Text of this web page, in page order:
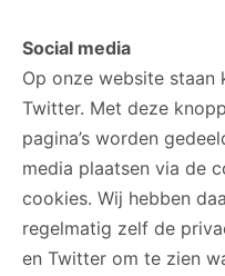
Social media
Op onze website staan
Twitter. Met deze
pagina’s worden
media plaatsen via de
cookies. Wij hebben
regelmatig zelf de
en Twitter om te zien